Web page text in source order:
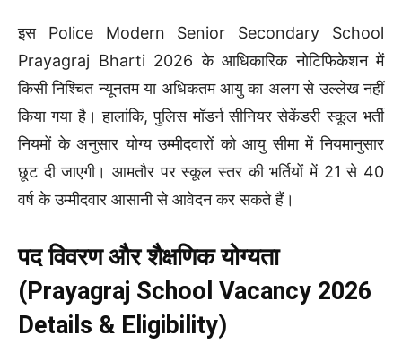
इस Police Modern Senior Secondary School
Prayagraj Bharti 2026 के आधिकारिक नोटिफिकेशन में
किसी निश्चित न्यूनतम या अधिकतम आयु का अलग से उल्लेख नहीं
किया गया है। हालांकि, पुलिस मॉडर्न सीनियर सेकेंडरी स्कूल भर्ती
नियमों के अनुसार योग्य उम्मीदवारों को आयु सीमा में नियमानुसार
छूट दी जाएगी। आमतौर पर स्कूल स्तर की भर्तियों में 21 से 40
वर्ष के उम्मीदवार आसानी से आवेदन कर सकते हैं।
पद विवरण और शैक्षणिक योग्यता
(Prayagraj School Vacancy 2026
Details & Eligibility)